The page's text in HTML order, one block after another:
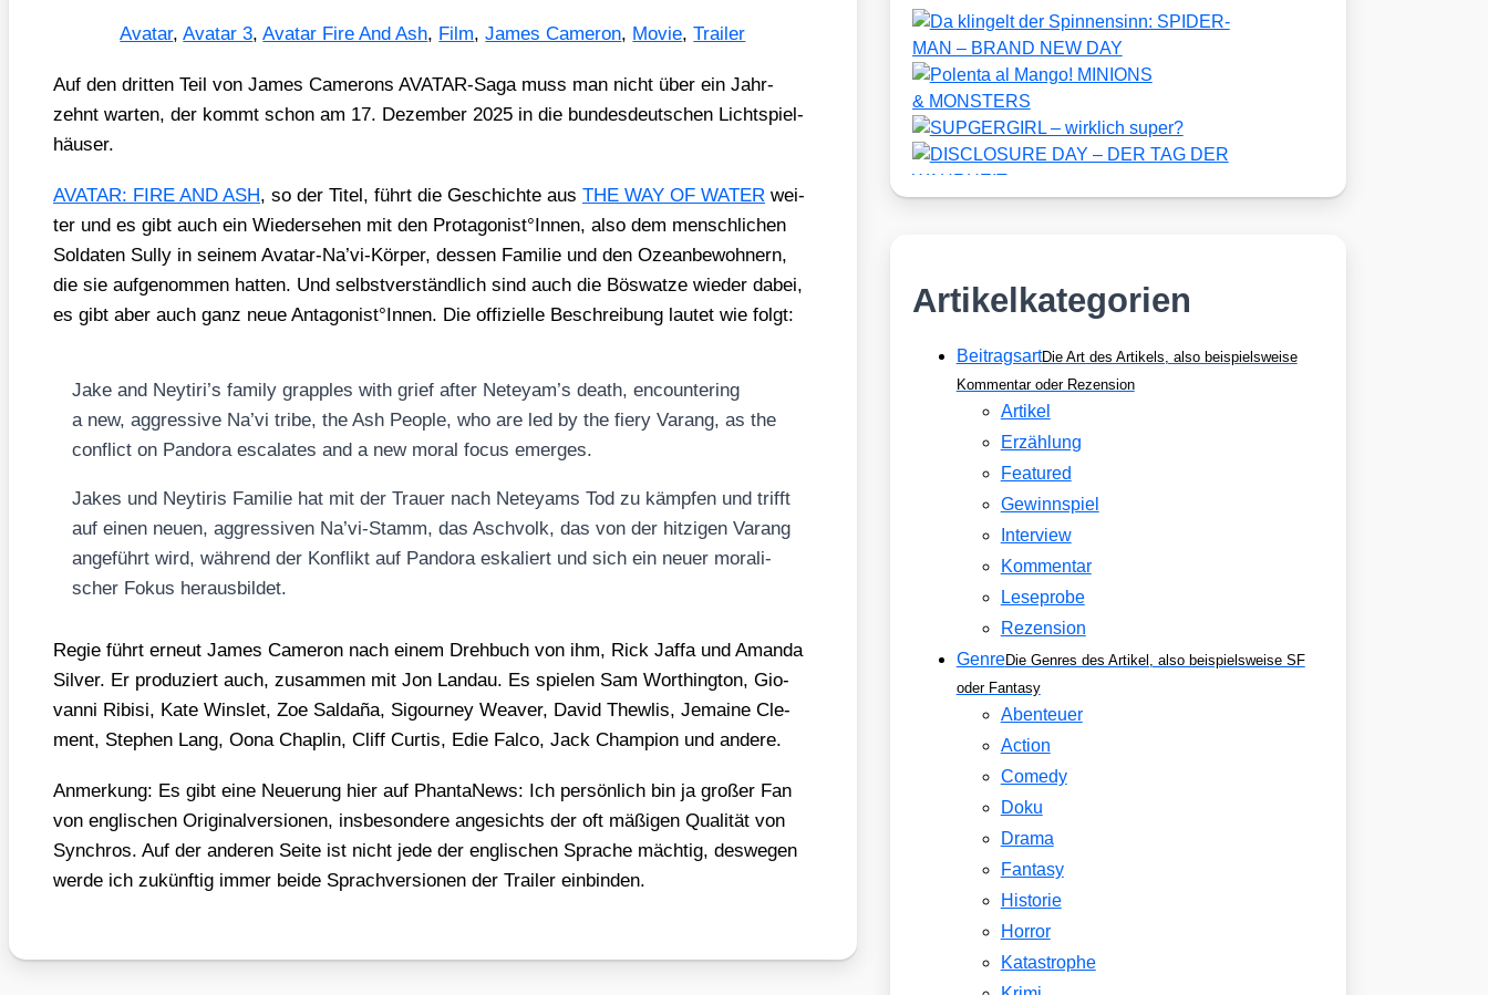
Avatar,Avatar 3,Avatar Fire And Ash, Film,James Cameron, Movie,Trailer
Auf den drit­ten Teil von James Came­rons AVA­TAR-Saga muss man nicht über ein Jahr­
zehnt war­ten, der kommt schon am 17. Dezem­ber 2025 in die bun­des­deut­schen Licht­spiel­
häu­ser.
AVATAR: FIRE AND ASH, so der Titel, führt die Geschich­te aus THE WAY OF WATER wei­
ter und es gibt auch ein Wie­der­se­hen mit den Protagonist°Innen, also dem mensch­li­chen
Sol­da­ten Sul­ly in sei­nem Ava­tar-Na’­vi-Kör­per, des­sen Fami­lie und den Oze­an­be­woh­nern,
die sie auf­ge­nom­men hat­ten. Und selbst­ver­ständ­lich sind auch die Bös­wat­ze wie­der dabei,
es gibt aber auch ganz neue Antagonist°Innen. Die offi­zi­el­le Beschrei­bung lau­tet wie folgt:
Jake and Neytiri’s fami­ly grapp­les with grief after Neteyam’s death, encoun­tering
a new, aggres­si­ve Na’­vi tri­be, the Ash Peo­p­le, who are led by the fiery Varang, as the
con­flict on Pan­do­ra escala­tes and a new moral focus emer­ges.
Jakes und Ney­ti­ris Fami­lie hat mit der Trau­er nach Neteyams Tod zu kämp­fen und trifft
auf einen neu­en, aggres­si­ven Na’­vi-Stamm, das Asch­volk, das von der hit­zi­gen Varang
ange­führt wird, wäh­rend der Kon­flikt auf Pan­do­ra eska­liert und sich ein neu­er mora­li­
scher Fokus her­aus­bil­det.
Regie führt erneut James Came­ron nach einem Dreh­buch von ihm, Rick Jaf­fa und Aman­da
Sil­ver. Er pro­du­ziert auch, zusam­men mit Jon Land­au. Es spie­len Sam Wort­hing­ton, Gio­
van­ni Ribi­si, Kate Wins­let, Zoe Sal­da­ña, Sigour­ney Wea­ver, David Thew­lis, Jemaine Cle­
ment, Ste­phen Lang, Oona Chap­lin, Cliff Cur­tis, Edie Fal­co, Jack Cham­pi­on und ande­re.
Anmer­kung: Es gibt eine Neue­rung hier auf Phan­ta­News: Ich per­sön­lich bin ja gro­ßer Fan
von eng­li­schen Ori­gi­nal­ver­sio­nen, ins­be­son­de­re ange­sichts der oft mäßi­gen Qua­li­tät von
Syn­ch­ros. Auf der ande­ren Sei­te ist nicht jede der eng­li­schen Spra­che mäch­tig, des­we­gen
wer­de ich zukünf­tig immer bei­de Sprach­ver­sio­nen der Trai­ler ein­bin­den.
Artikelkategorien
BeitragsartDie Art des Artikels, also beispielsweise
Kommentar oder Rezension
Artikel
Erzählung
Featured
Gewinnspiel
Interview
Kommentar
Leseprobe
Rezension
GenreDie Genres des Artikel, also beispielsweise SF
oder Fantasy
Abenteuer
Action
Comedy
Doku
Drama
Fantasy
Historie
Horror
Katastrophe